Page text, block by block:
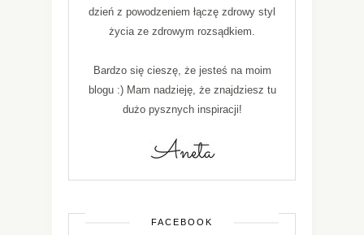
dzień z powodzeniem łączę zdrowy styl
życia ze zdrowym rozsądkiem.
Bardzo się cieszę, że jesteś na moim
blogu :) Mam nadzieję, że znajdziesz tu
dużo pysznych inspiracji!
FACEBOOK